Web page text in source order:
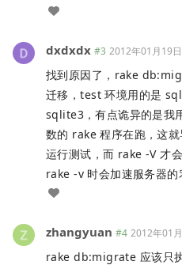
dxdxdx #3 2012年01月19日
找到原因了，rake
迁移，test 环境用的是
sqlite3，有点诡异的是
数的 rake 程序在跑，这
运行测试，而 rake -V 才
rake -v 时会加速服务器的
zhangyuan #4 2012年01
rake db:migrate 应该只